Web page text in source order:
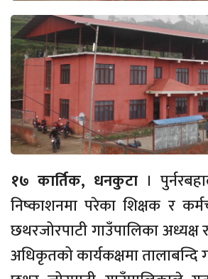
१७ कार्तिक, धनकुटा ।
निष्काशनमा परेका शिक्षक र
छथरजोरपाटी गाउँपालिका अध्यक्ष
अधिकृतको कार्यकक्षमा तालाबन्दि